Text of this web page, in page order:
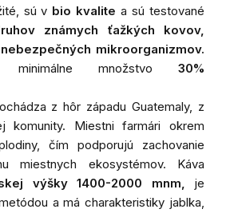
sú v bio kvalite a sú testované
známych ťažkých kovov,
nebezpečných mikroorganizmov.
minimálne množstvo 30%
z hôr západu Guatemaly, z
komunity. Miestni farmári okrem
čím podporujú zachovanie
miestnych ekosystémov. Káva
výšky 1400-2000 mnm, je
a má charakteristiky jablka,